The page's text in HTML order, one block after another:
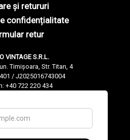
și retururi
confidențialitate
retur
VINTAGE S.R.L.
Timișoara, Str. Titan, 4
/ J2025016743004
+40 722 220 434